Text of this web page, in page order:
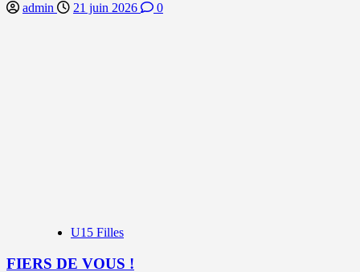
admin 21 juin 2026 0
U15 Filles
FIERS DE VOUS !